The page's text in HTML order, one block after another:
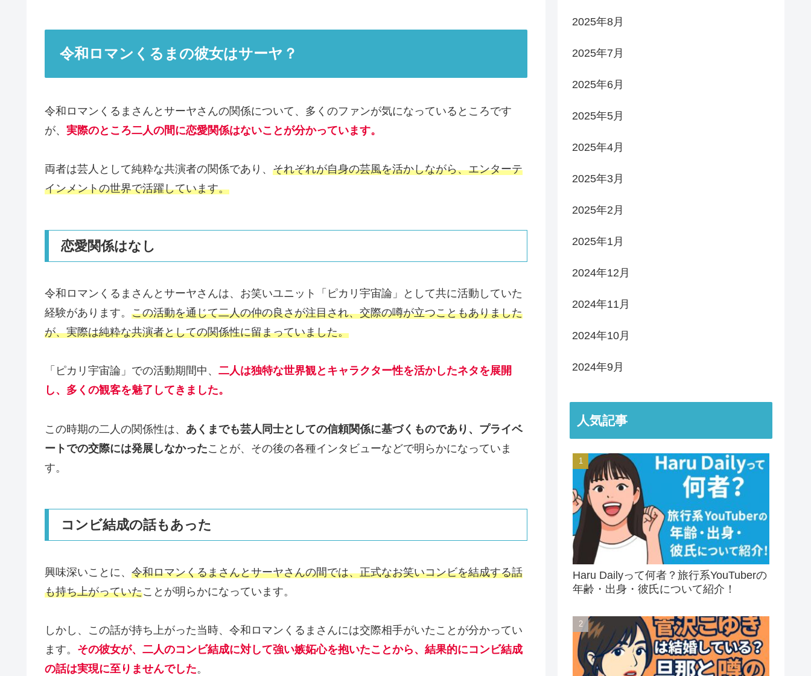
令和ロマンくるまの彼女はサーヤ？
令和ロマンくるまさんとサーヤさんの関係について、多くのファンが気になっているところです
が、 実際のところ二人の間に恋愛関係はないことが分かっています。
両者は芸人として純粋な共演者の関係であり、 それぞれが自身の芸風を活かしながら、エンターテ
インメントの世界で活躍しています。
恋愛関係はなし
令和ロマンくるまさんとサーヤさんは、お笑いユニット「ピカリ宇宙論」として共に活動していた
経験があります。 この活動を通じて二人の仲の良さが注目され、交際の噂が立つこともありました
が、実際は純粋な共演者としての関係性に留まっていました。
「ピカリ宇宙論」での活動期間中、 二人は独特な世界観とキャラクター性を活かしたネタを展開
し、多くの観客を魅了してきました。
この時期の二人の関係性は、 あくまでも芸人同士としての信頼関係に基づくものであり、プライベ
ートでの交際には発展しなかったことが、その後の各種インタビューなどで明らかになっていま
す。
コンビ結成の話もあった
興味深いことに、 令和ロマンくるまさんとサーヤさんの間では、正式なお笑いコンビを結成する話
も持ち上がっていたことが明らかになっています。
しかし、この話が持ち上がった当時、令和ロマンくるまさんには交際相手がいたことが分かってい
ます。 その彼女が、二人のコンビ結成に対して強い嫉妬心を抱いたことから、結果的にコンビ結成
の話は実現に至りませんでした。
2025年8月
2025年7月
2025年6月
2025年5月
2025年4月
2025年3月
2025年2月
2025年1月
2024年12月
2024年11月
2024年10月
2024年9月
人気記事
Haru Dailyって何者？旅行系YouTuberの
年齢・出身・彼氏について紹介！